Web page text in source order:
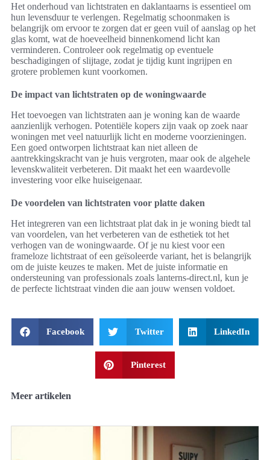
Het onderhoud van lichtstraten en daklantaarns is essentieel om
hun levensduur te verlengen. Regelmatig schoonmaken is
belangrijk om ervoor te zorgen dat er geen vuil of aanslag op het
glas komt, wat de hoeveelheid binnenkomend licht kan
verminderen. Controleer ook regelmatig op eventuele
beschadigingen of slijtage, zodat je tijdig kunt ingrijpen en
grotere problemen kunt voorkomen.
De impact van lichtstraten op de woningwaarde
Het toevoegen van lichtstraten aan je woning kan de waarde
aanzienlijk verhogen. Potentiële kopers zijn vaak op zoek naar
woningen met veel natuurlijk licht en moderne voorzieningen.
Een goed ontworpen lichtstraat kan niet alleen de
aantrekkingskracht van je huis vergroten, maar ook de algehele
levenskwaliteit verbeteren. Dit maakt het een waardevolle
investering voor elke huiseigenaar.
De voordelen van lichtstraten voor platte daken
Het integreren van een lichtstraat plat dak in je woning biedt tal
van voordelen, van het verbeteren van de esthetiek tot het
verhogen van de woningwaarde. Of je nu kiest voor een
frameloze lichtstraat of een geïsoleerde variant, het is belangrijk
om de juiste keuzes te maken. Met de juiste informatie en
ondersteuning van professionals zoals lanterns-direct.nl, kun je
de perfecte lichtstraat vinden die aan jouw wensen voldoet.
Facebook Twitter LinkedIn
Pinterest
Meer artikelen